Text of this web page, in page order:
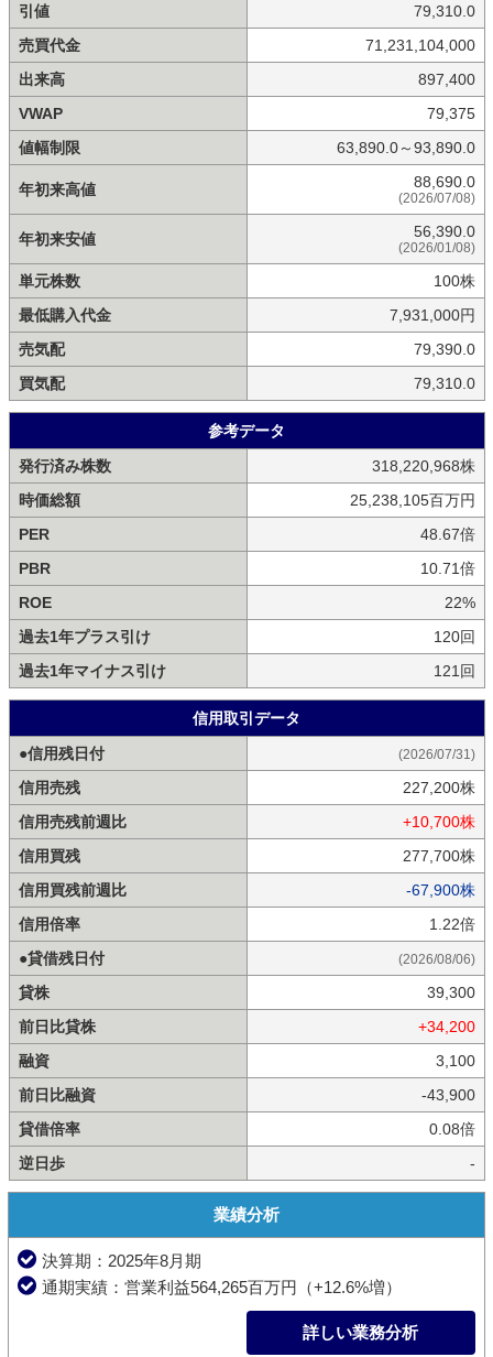
引値
79,310.0
売買代金
71,231,104,000
出来高
897,400
VWAP
79,375
値幅制限
63,890.0～93,890.0
年初来高値 88,690.0
(2026/07/08)
年初来安値 56,390.0
(2026/01/08)
単元株数
100株
最低購入代金
7,931,000円
売気配
79,390.0
買気配
79,310.0
参考データ
発行済み株数
318,220,968株
時価総額
25,238,105百万円
PER
48.67倍
PBR
10.71倍
ROE
22%
過去1年プラス引け
120回
過去1年マイナス引け
121回
信用取引データ
●信用残日付
(2026/07/31)
信用売残
227,200株
信用売残前週比
+10,700株
信用買残
277,700株
信用買残前週比
-67,900株
信用倍率
1.22倍
●貸借残日付
(2026/08/06)
貸株
39,300
前日比貸株
+34,200
融資
3,100
前日比融資
-43,900
貸借倍率
0.08倍
逆日歩
-
業績分析
決算期：2025年8月期
通期実績：営業利益564,265百万円（+12.6%増）
詳しい業務分析